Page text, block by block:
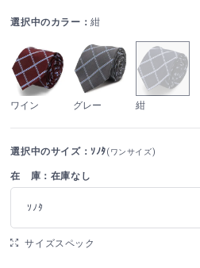
選択中のカラー：紺
ワイン グレー 紺
選択中のサイズ：ｿﾉﾀ(ワンサイズ)
在 庫：在庫なし
ｿﾉﾀ
サイズスペック